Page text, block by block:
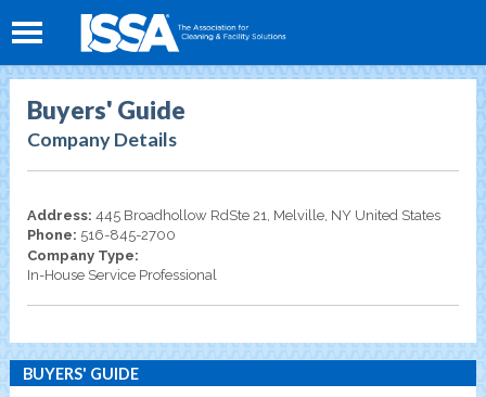
Buyers' Guide
Company Details
Address: 445 Broadhollow RdSte 21, Melville, NY United States
Phone: 516-845-2700
Company Type:
In-House Service Professional
BUYERS' GUIDE